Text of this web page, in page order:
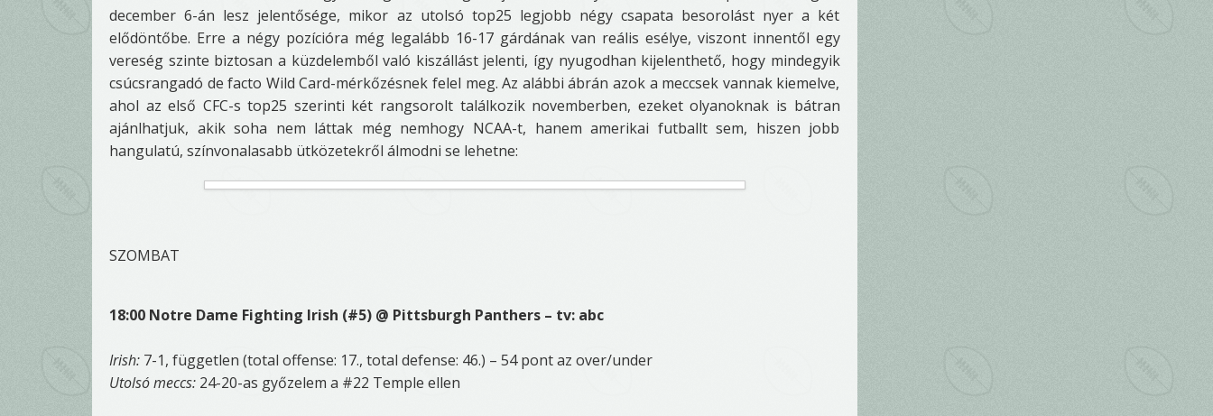
december 6-án lesz jelentősége, mikor az utolsó top25 legjobb négy csapata besorolást nyer a két
elődöntőbe. Erre a négy pozícióra még legalább 16-17 gárdának van reális esélye, viszont innentől egy
vereség szinte biztosan a küzdelemből való kiszállást jelenti, így nyugodhan kijelenthető, hogy mindegyik
csúcsrangadó de facto Wild Card-mérkőzésnek felel meg. Az alábbi ábrán azok a meccsek vannak kiemelve,
ahol az első CFC-s top25 szerinti két rangsorolt találkozik novemberben, ezeket olyanoknak is bátran
ajánlhatjuk, akik soha nem láttak még nemhogy NCAA-t, hanem amerikai futballt sem, hiszen jobb
hangulatú, színvonalasabb ütközetekről álmodni se lehetne:
SZOMBAT
18:00 Notre Dame Fighting Irish (#5) @ Pittsburgh Panthers – tv: abc
Irish: 7-1, független (total offense: 17., total defense: 46.) – 54 pont az over/under
Utolsó meccs: 24-20-as győzelem a #22 Temple ellen